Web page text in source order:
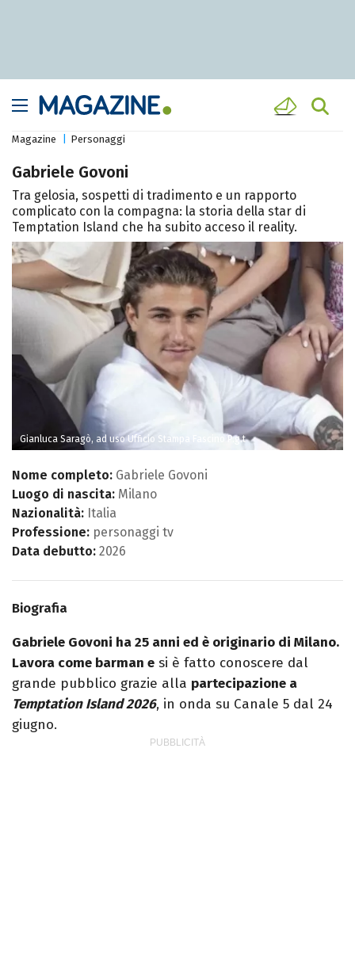
Magazine Personaggi
Gabriele Govoni
Tra gelosia, sospetti di tradimento e un rapporto
complicato con la compagna: la storia della star di
Temptation Island che ha subito acceso il reality.
Gianluca Saragò, ad uso Ufficio Stampa Fascino P.g.t
Nome completo: Gabriele Govoni
Luogo di nascita: Milano
Nazionalità: Italia
Professione: personaggi tv
Data debutto: 2026
Biografia
Gabriele Govoni ha 25 anni ed è originario di Milano.
Lavora come barman e si è fatto conoscere dal
grande pubblico grazie alla partecipazione a
Temptation Island 2026, in onda su Canale 5 dal 24
giugno.